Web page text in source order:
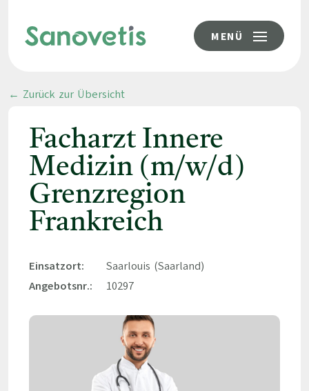
MENÜ
← Zurück zur Übersicht
Facharzt Innere
Medizin (m/w/d)
Grenzregion
Frankreich
Einsatzort:
Saarlouis (Saarland)
Angebotsnr.:
10297